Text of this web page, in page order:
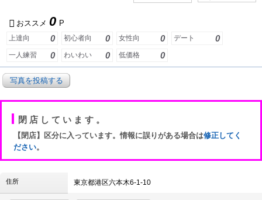
おススメ 0 P
上達向 0 初心者向 0 女性向 0 デート 0
一人練習 0 わいわい 0 低価格 0
写真を投稿する
閉店しています。
【閉店】区分に入っています。情報に誤りがある場合は修正してく
ださい。
住所 東京都港区六本木6-1-10